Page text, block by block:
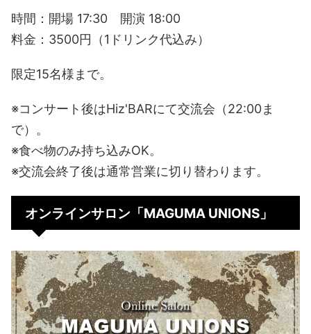
時間：開場 17:30 開演 18:00
料金：3500円（1ドリンク代込み）
限定15名様まで。
※コンサート後はHiz'BARにて交流会（22:00ま
で）。
※食べ物のみ持ち込みOK。
※交流会終了後は通常営業に切り替わります。
オンラインサロン「MAGUMA UNIONS」